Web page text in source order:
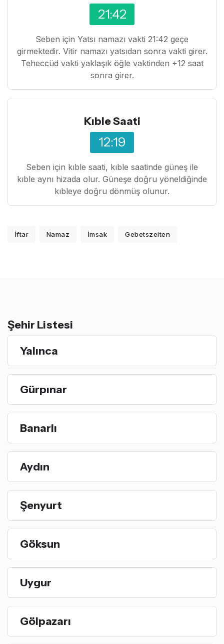
21:42
Seben için Yatsı namazı vakti 21:42 geçe
girmektedir. Vitir namazı yatsıdan sonra vakti girer.
Teheccüd vakti yaklaşık öğle vaktinden +12 saat
sonra girer.
Kıble Saati
12:19
Seben için kıble saati, kıble saatinde güneş ile
kıble aynı hizada olur. Güneşe doğru yöneldiğinde
kıbleye doğru dönmüş olunur.
İftar Namaz İmsak Gebetszeiten
Şehir Listesi
Yalınca
Gürpınar
Banarlı
Aydın
Şenyurt
Göksun
Uygur
Gölpazarı